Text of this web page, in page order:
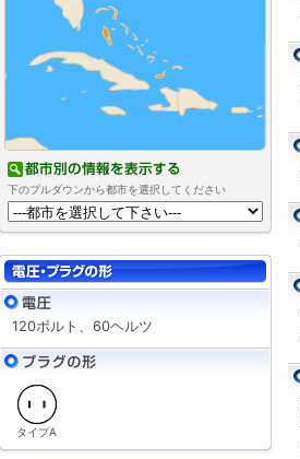
下のプルダウンから都市を選択してください
120ボルト、60ヘルツ
タイプA